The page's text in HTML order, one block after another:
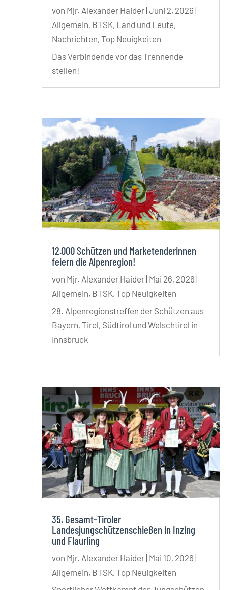
von Mjr. Alexander Haider Juni 2, 2026
Allgemein, BTSK, Land und Leute,
Nachrichten, Top Neuigkeiten
Das Verbindende vor das Trennende
stellen!
12.000 Schützen und Marketenderinnen
feiern die Alpenregion!
von Mjr. Alexander Haider| Mai 26, 2026 |
Allgemein, BTSK, Top Neuigkeiten
28. Alpenregionstreffen der Schützen aus
Bayern, Tirol, Südtirol und Welschtirol in
Innsbruck
35. Gesamt-Tiroler
Landesjungschützenschießen in Inzing
und Flaurling
von Mjr. Alexander Haider| Mai 10, 2026 |
Allgemein, BTSK, Top Neuigkeiten